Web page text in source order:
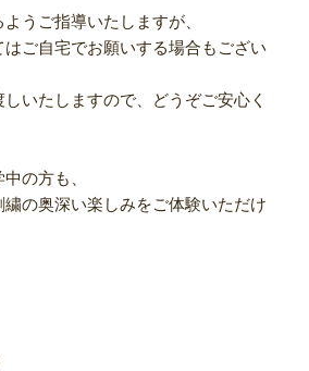
うご指導いたしますが、
ご自宅でお願いする場合もござい
いたしますので、どうぞご安心く
の方も、
の奥深い楽しみをご体験いただけ